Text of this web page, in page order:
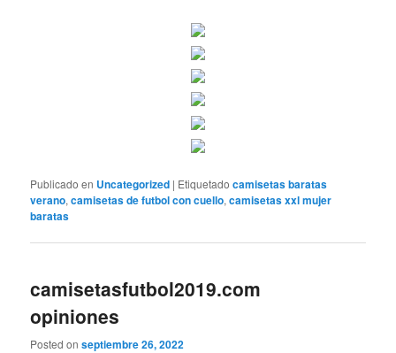
Publicado en Uncategorized | Etiquetado camisetas baratas
verano,camisetas de futbol con cuello,camisetas xxl mujer
baratas
camisetasfutbol2019.com
opiniones
Posted onseptiembre 26, 2022